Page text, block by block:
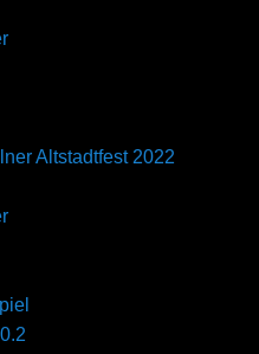
Altstadtfest 2022